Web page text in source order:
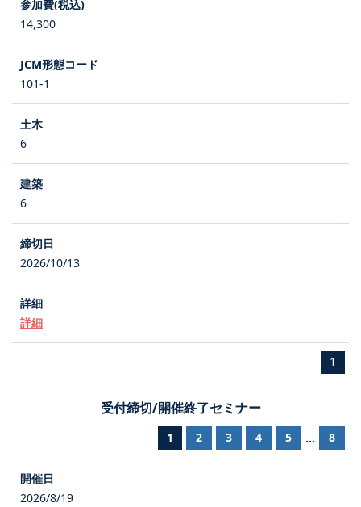
14,300
101-1
6
6
2026/10/13
詳細
1
受付締切/開催終了セミナー
1 2 3 4 5 ... 8
2026/8/19